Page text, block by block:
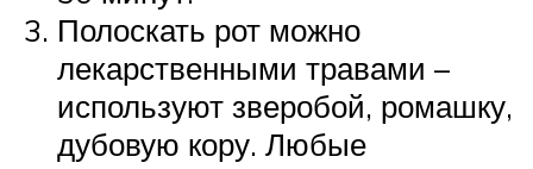
Полоскать рот можно
лекарственными травами –
используют зверобой, ромашку,
дубовую кору. Любые